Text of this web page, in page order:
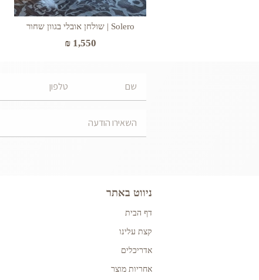
Solero | שולחן אובלי בגוון שחור
₪1,550
ניווט באתר
דף הבית
קצת עלינו
אדריכלים
אחריות מוצר